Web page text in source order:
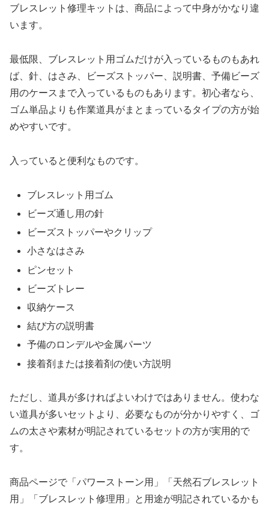
ブレスレット修理キットは、商品によって中身がかなり違
います。
最低限、ブレスレット用ゴムだけが入っているものもあれ
ば、針、はさみ、ビーズストッパー、説明書、予備ビーズ
用のケースまで入っているものもあります。初心者なら、
ゴム単品よりも作業道具がまとまっているタイプの方が始
めやすいです。
入っていると便利なものです。
ブレスレット用ゴム
ビーズ通し用の針
ビーズストッパーやクリップ
小さなはさみ
ピンセット
ビーズトレー
収納ケース
結び方の説明書
予備のロンデルや金属パーツ
接着剤または接着剤の使い方説明
ただし、道具が多ければよいわけではありません。使わな
い道具が多いセットより、必要なものが分かりやすく、ゴ
ムの太さや素材が明記されているセットの方が実用的で
す。
商品ページで「パワーストーン用」「天然石ブレスレット
用」「ブレスレット修理用」と用途が明記されているかも